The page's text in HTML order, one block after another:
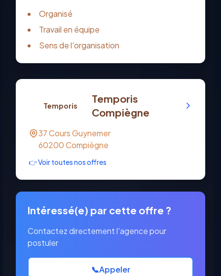
Organisé
Travail en équipe
Sens de l'organisation
Temporis
Temporis
Compiègne
37 Cours Guynemer
60200Compiègne
👉 Voir toutes nos offres
Intéressé(e) par cette offre ?
Contactez directement l'agence pour
postuler
📞Appeler